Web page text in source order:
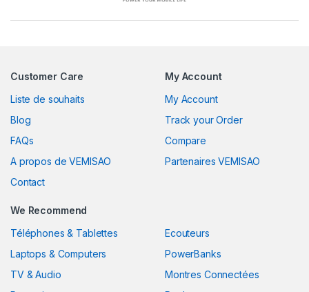
Customer Care
Liste de souhaits
Blog
FAQs
A propos de VEMISAO
Contact
My Account
My Account
Track your Order
Compare
Partenaires VEMISAO
We Recommend
Téléphones & Tablettes
Laptops & Computers
TV & Audio
Ecouteurs
PowerBanks
Montres Connectées